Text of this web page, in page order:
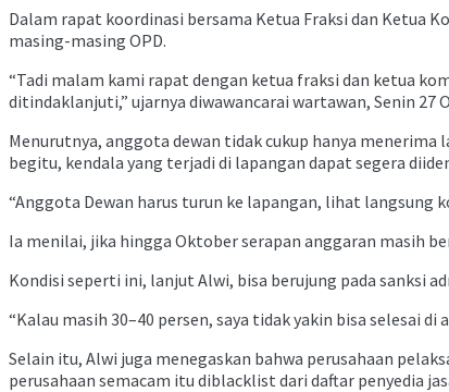
Dalam rapat koordinasi bersama Ketua Fraksi dan Ketua
masing-masing OPD.
“Tadi malam kami rapat dengan ketua fraksi dan ketua
ditindaklanjuti,” ujarnya diwawancarai wartawan, Senin 27
Menurutnya, anggota dewan tidak cukup hanya
begitu, kendala yang terjadi di lapangan dapat segera
“Anggota Dewan harus turun ke lapangan, lihat langsung
Ia menilai, jika hingga Oktober serapan anggaran masih
Kondisi seperti ini, lanjut Alwi, bisa berujung pada sanksi
“Kalau masih 30–40 persen, saya tidak yakin bisa selesai
Selain itu, Alwi juga menegaskan bahwa perusahaan
perusahaan semacam itu diblacklist dari daftar penyedia